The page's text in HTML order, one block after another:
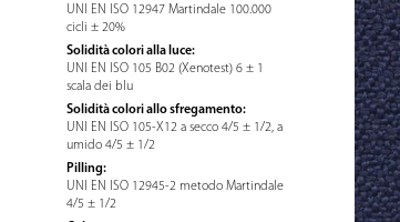
UNI EN ISO 12947 Martindale 100.000
cicli ± 20%
Solidità colori alla luce:
UNI EN ISO 105 B02 (Xenotest) 6 ± 1
scala dei blu
Solidità colori allo sfregamento:
UNI EN ISO 105-X12 a secco 4/5 ± 1/2, a
umido 4/5 ± 1/2
Pilling:
UNI EN ISO 12945-2 metodo Martindale
4/5 ± 1/2